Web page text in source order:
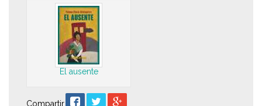
El ausente
Compartir